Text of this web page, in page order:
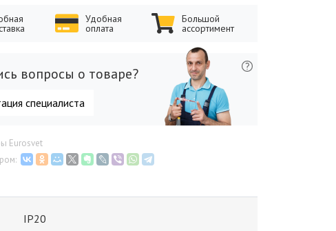
Удобная
оплата
Большой
ассортимент
вопросы о товаре?
специалиста
Eurosvet
IP20